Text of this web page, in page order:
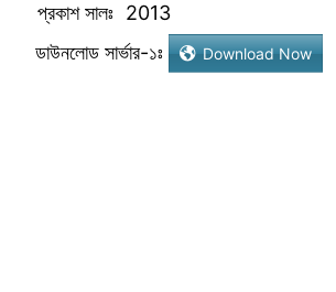
প্রকাশ সালঃ
2013
ডাউনলোড সার্ভার-১ঃ
Download Now